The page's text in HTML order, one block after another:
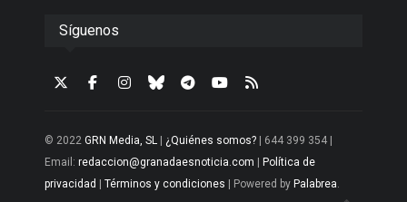
Síguenos
© 2022 GRN Media, SL ¿Quiénes somos? | 644 399 354 |
Email: redaccion@granadaesnoticia.com
Política de
privacidad
Términos y condiciones | Powered by Palabrea.